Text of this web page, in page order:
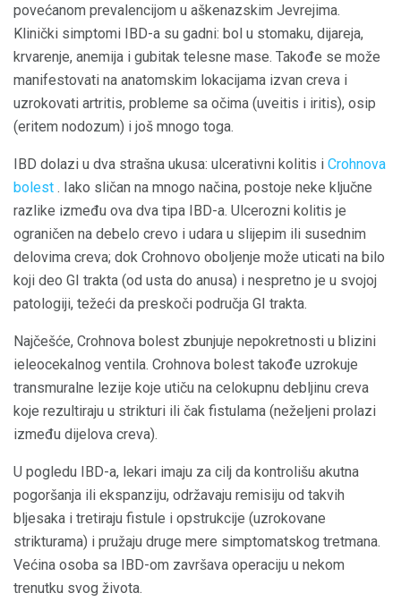
povećanom prevalencijom u aškenazskim Jevrejima.
Klinički simptomi IBD-a su gadni: bol u stomaku, dijareja,
krvarenje, anemija i gubitak telesne mase. Takođe se može
manifestovati na anatomskim lokacijama izvan creva i
uzrokovati artritis, probleme sa očima (uveitis i iritis), osip
(eritem nodozum) i još mnogo toga.
IBD dolazi u dva strašna ukusa: ulcerativni kolitis i Crohnova
bolest . Iako sličan na mnogo načina, postoje neke ključne
razlike između ova dva tipa IBD-a. Ulcerozni kolitis je
ograničen na debelo crevo i udara u slijepim ili susednim
delovima creva; dok Crohnovo oboljenje može uticati na bilo
koji deo GI trakta (od usta do anusa) i nespretno je u svojoj
patologiji, težeći da preskoči područja GI trakta.
Najčešće, Crohnova bolest zbunjuje nepokretnosti u blizini
ieleocekalnog ventila. Crohnova bolest takođe uzrokuje
transmuralne lezije koje utiču na celokupnu debljinu creva
koje rezultiraju u strikturi ili čak fistulama (neželjeni prolazi
između dijelova creva).
U pogledu IBD-a, lekari imaju za cilj da kontrolišu akutna
pogoršanja ili ekspanziju, održavaju remisiju od takvih
bljesaka i tretiraju fistule i opstrukcije (uzrokovane
strikturama) i pružaju druge mere simptomatskog tretmana.
Većina osoba sa IBD-om završava operaciju u nekom
trenutku svog života.